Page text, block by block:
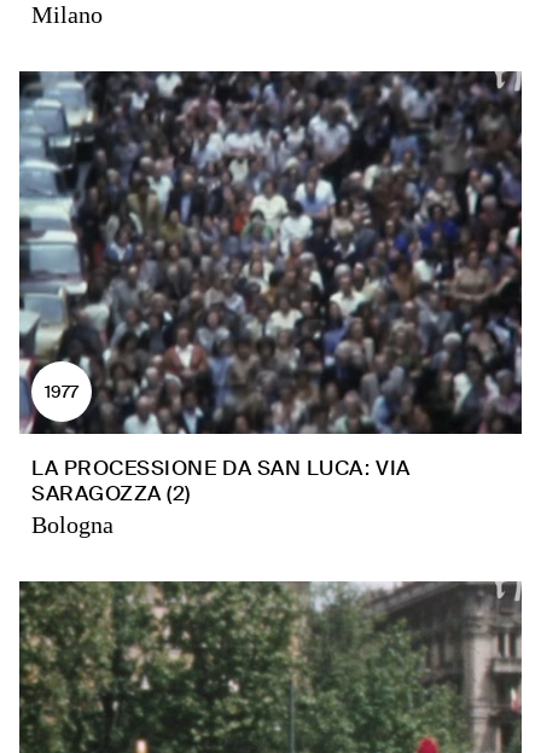
Milano
1977
LA PROCESSIONE DA SAN LUCA: VIA
SARAGOZZA (2)
Bologna